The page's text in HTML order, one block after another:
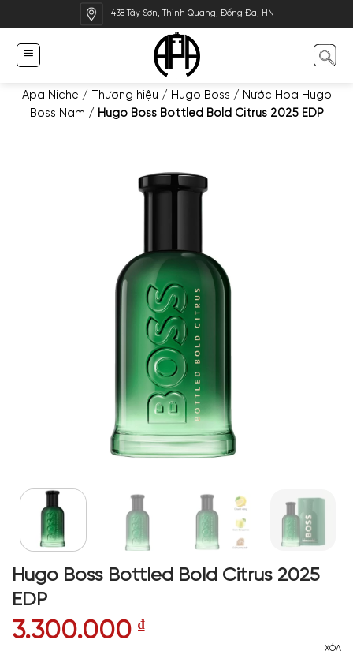
qua
dung
438 Tây Sơn, Thịnh Quang, Đống Đa, HN
Apa Niche / Thương hiệu / Hugo Boss / Nước Hoa Hugo
Boss Nam / Hugo Boss Bottled Bold Citrus 2025 EDP
Hugo Boss Bottled Bold Citrus 2025
EDP
3.300.000 ₫
XÓA